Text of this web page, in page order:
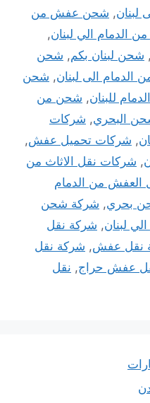
لبنان, شحن عفش من
الي لبنان,
, شحن لبنان بكم, شحن
الدمام الى لبنان, شحن
للبنان, شحن من
البحري, شركات
, شركات تحميل عفش,
, شركات نقل الاثاث من
العفش من الدمام
بحري, شركة شحن
لبنان, شركة نقل
نقل عفش, شركة نقل
عفش حراج, نقل